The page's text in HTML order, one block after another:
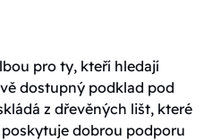
pro ty, kteří hledají
dostupný podklad pod
z dřevěných lišt, které
dobrou podporu